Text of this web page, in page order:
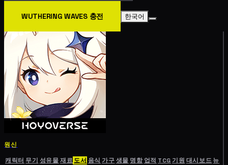
WUTHERING WAVES 충전 한국어
원신
캐릭터 무기 성유물재료도서 음식 가구생물 명함 업적 TCG기원 대시보드뉴